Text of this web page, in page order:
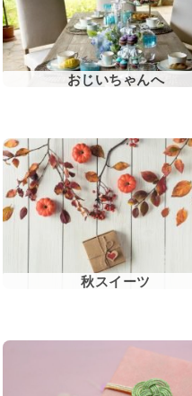
おじいちゃんへ
秋スイーツ